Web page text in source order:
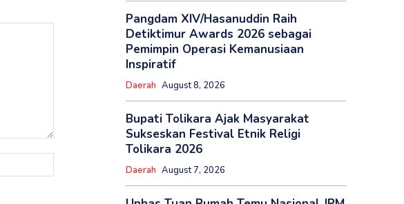
Pangdam XIV/Hasanuddin Raih
Detiktimur Awards 2026 sebagai
Pemimpin Operasi Kemanusiaan
Inspiratif
Daerah August 8, 2026
Bupati Tolikara Ajak Masyarakat
Sukseskan Festival Etnik Religi
Tolikara 2026
Daerah August 7, 2026